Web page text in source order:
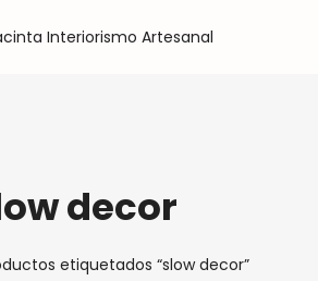
decor
etiquetados “slow decor”